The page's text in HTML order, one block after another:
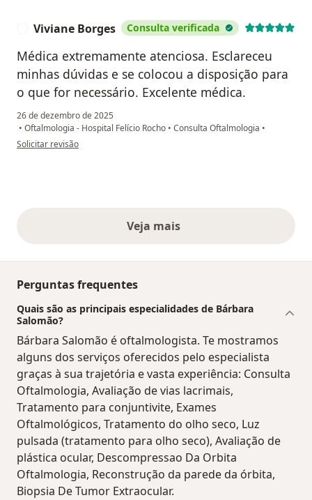
Viviane Borges Consulta verificada
Médica extremamente atenciosa. Esclareceu
minhas dúvidas e se colocou a disposição para
o que for necessário. Excelente médica.
26 de dezembro de 2025
• Oftalmologia - Hospital Felício Rocho • Consulta Oftalmologia •
na opinião do utilizador Viviane Borges
Solicitar revisão
Veja maisopiniões acima
Perguntas frequentes
Quais são as principais especialidades de Bárbara
Salomão?
Bárbara Salomão é oftalmologista. Te mostramos
alguns dos serviços oferecidos pelo especialista
graças à sua trajetória e vasta experiência: Consulta
Oftalmologia, Avaliação de vias lacrimais,
Tratamento para conjuntivite, Exames
Oftalmológicos, Tratamento do olho seco, Luz
pulsada (tratamento para olho seco), Avaliação de
plástica ocular, Descompressao Da Orbita
Oftalmologia, Reconstrução da parede da órbita,
Biopsia De Tumor Extraocular.